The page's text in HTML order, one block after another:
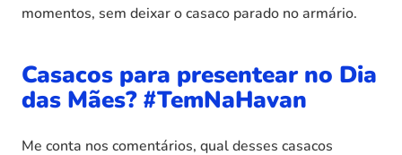
momentos, sem deixar o casaco parado no armário.
Casacos para presentear no Dia
das Mães? #TemNaHavan
Me conta nos comentários, qual desses casacos